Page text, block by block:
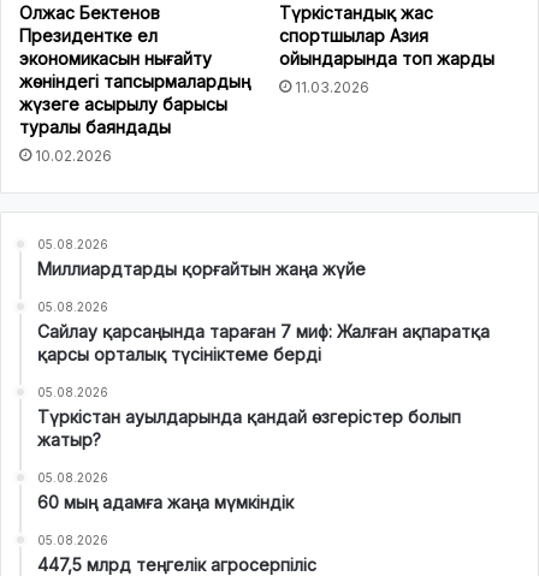
Олжас Бектенов
Президентке ел
экономикасын нығайту
жөніндегі тапсырмалардың
жүзеге асырылу барысы
туралы баяндады
10.02.2026
Түркістандық жас
спортшылар Азия
ойындарында топ жарды
11.03.2026
05.08.2026
Миллиардтарды қорғайтын жаңа жүйе
05.08.2026
Сайлау қарсаңында тараған 7 миф: Жалған ақпаратқа
қарсы орталық түсініктеме берді
05.08.2026
Түркістан ауылдарында қандай өзгерістер болып
жатыр?
05.08.2026
60 мың адамға жаңа мүмкіндік
05.08.2026
447,5 млрд теңгелік агросерпіліс